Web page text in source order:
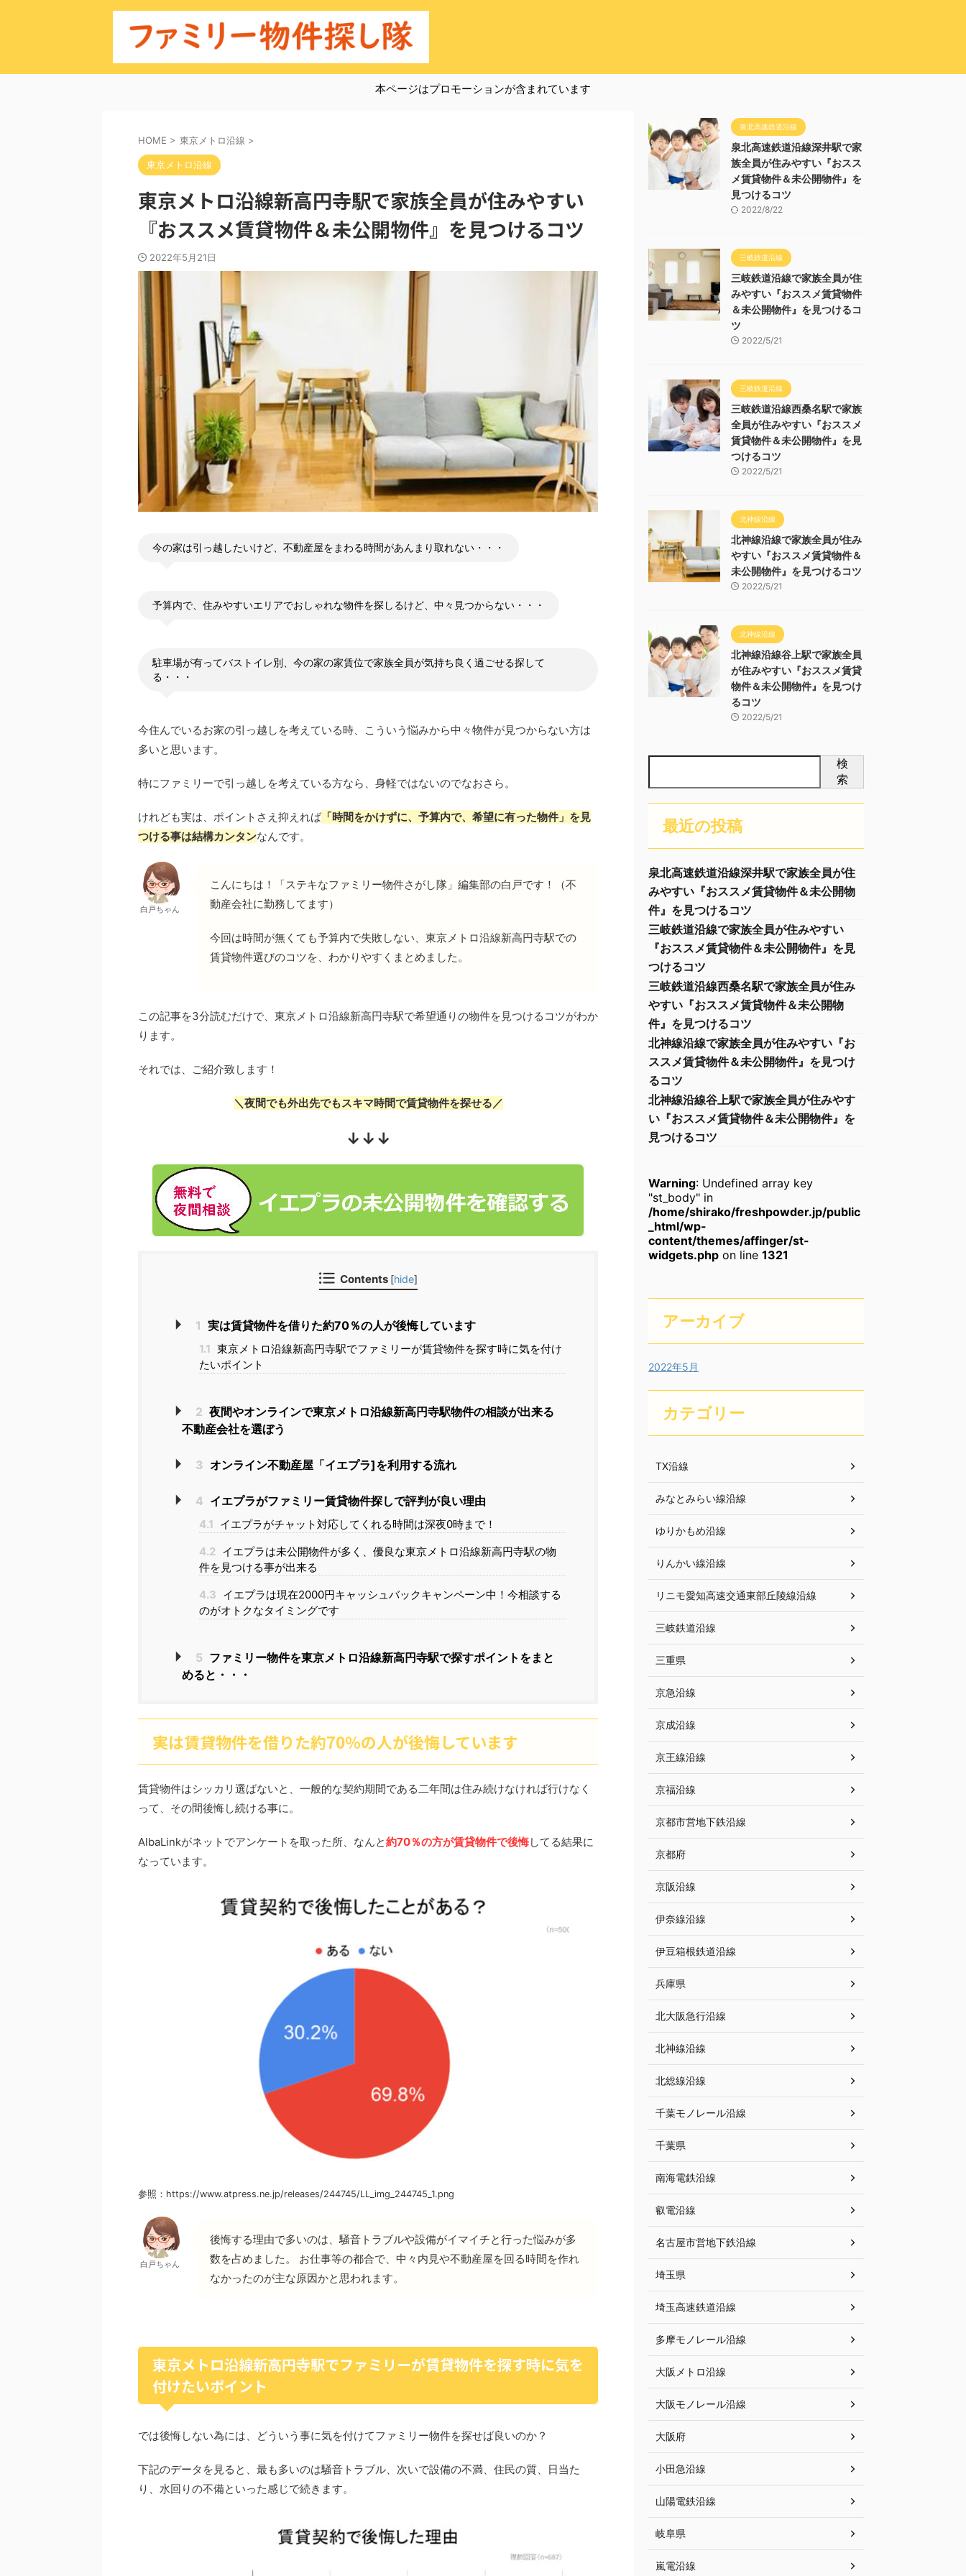
本ページはプロモーションが含まれています
HOME > 東京メトロ沿線 >
東京メトロ沿線
東京メトロ沿線新高円寺駅で家族全員が住みやすい
『おススメ賃貸物件＆未公開物件』を見つけるコツ
2022年5月21日
今の家は引っ越したいけど、不動産屋をまわる時間があんまり取れない・・・
予算内で、住みやすいエリアでおしゃれな物件を探しるけど、中々見つからない・・・
駐車場が有ってバストイレ別、今の家の家賃位で家族全員が気持ち良く過ごせる探して
る・・・
今住んでいるお家の引っ越しを考えている時、こういう悩みから中々物件が見つからない方は
多いと思います。
特にファミリーで引っ越しを考えている方なら、身軽ではないのでなおさら。
けれども実は、ポイントさえ抑えれば 「時間をかけずに、予算内で、希望に有った物件」を見
つける事は結構カンタンなんです。
白戸ちゃん
こんにちは！「ステキなファミリー物件さがし隊」編集部の白戸です！（不
動産会社に勤務してます）
今回は時間が無くても予算内で失敗しない、東京メトロ沿線新高円寺駅での
賃貸物件選びのコツを、わかりやすくまとめました。
この記事を3分読むだけで、東京メトロ沿線新高円寺駅で希望通りの物件を見つけるコツがわか
ります。
それでは、ご紹介致します！
＼夜間でも外出先でもスキマ時間で賃貸物件を探せる／
↓↓↓
Contents [hide]
1 実は賃貸物件を借りた約70％の人が後悔しています
1.1 東京メトロ沿線新高円寺駅でファミリーが賃貸物件を探す時に気を付け
たいポイント
2 夜間やオンラインで東京メトロ沿線新高円寺駅物件の相談が出来る
不動産会社を選ぼう
3 オンライン不動産屋「イエプラ]を利用する流れ
4 イエプラがファミリー賃貸物件探しで評判が良い理由
4.1 イエプラがチャット対応してくれる時間は深夜0時まで！
4.2 イエプラは未公開物件が多く、優良な東京メトロ沿線新高円寺駅の物
件を見つける事が出来る
4.3 イエプラは現在2000円キャッシュバックキャンペーン中！今相談する
のがオトクなタイミングです
5 ファミリー物件を東京メトロ沿線新高円寺駅で探すポイントをまと
めると・・・
実は賃貸物件を借りた約70％の人が後悔しています
賃貸物件はシッカリ選ばないと、一般的な契約期間である二年間は住み続けなければ行けなく
って、その間後悔し続ける事に。
AlbaLinkがネットでアンケートを取った所、なんと約70％の方が賃貸物件で後悔してる結果に
なっています。
参照：https://www.atpress.ne.jp/releases/244745/LL_img_244745_1.png
白戸ちゃん
後悔する理由で多いのは、騒音トラブルや設備がイマイチと行った悩みが多
数を占めました。 お仕事等の都合で、中々内見や不動産屋を回る時間を作れ
なかったのが主な原因かと思われます。
東京メトロ沿線新高円寺駅でファミリーが賃貸物件を探す時に気を
付けたいポイント
では後悔しない為には、どういう事に気を付けてファミリー物件を探せば良いのか？
下記のデータを見ると、最も多いのは騒音トラブル、次いで設備の不満、住民の質、日当た
り、水回りの不備といった感じで続きます。
泉北高速鉄道沿線
泉北高速鉄道沿線深井駅で家
族全員が住みやすい『おスス
メ賃貸物件＆未公開物件』を
見つけるコツ
2022/8/22
三岐鉄道沿線
三岐鉄道沿線で家族全員が住
みやすい『おススメ賃貸物件
＆未公開物件』を見つけるコ
ツ
2022/5/21
三岐鉄道沿線
三岐鉄道沿線西桑名駅で家族
全員が住みやすい『おススメ
賃貸物件＆未公開物件』を見
つけるコツ
2022/5/21
北神線沿線
北神線沿線で家族全員が住み
やすい『おススメ賃貸物件＆
未公開物件』を見つけるコツ
2022/5/21
北神線沿線
北神線沿線谷上駅で家族全員
が住みやすい『おススメ賃貸
物件＆未公開物件』を見つけ
るコツ
2022/5/21
検
索
最近の投稿
泉北高速鉄道沿線深井駅で家族全員が住
みやすい『おススメ賃貸物件＆未公開物
件』を見つけるコツ
三岐鉄道沿線で家族全員が住みやすい
『おススメ賃貸物件＆未公開物件』を見
つけるコツ
三岐鉄道沿線西桑名駅で家族全員が住み
やすい『おススメ賃貸物件＆未公開物
件』を見つけるコツ
北神線沿線で家族全員が住みやすい『お
ススメ賃貸物件＆未公開物件』を見つけ
るコツ
北神線沿線谷上駅で家族全員が住みやす
い『おススメ賃貸物件＆未公開物件』を
見つけるコツ
Warning: Undefined array key
"st_body" in
/home/shirako/freshpowder.jp/public
_html/wp-
content/themes/affinger/st-
widgets.php on line 1321
アーカイブ
2022年5月
カテゴリー
TX沿線
みなとみらい線沿線
ゆりかもめ沿線
りんかい線沿線
リニモ愛知高速交通東部丘陵線沿線
三岐鉄道沿線
三重県
京急沿線
京成沿線
京王線沿線
京福沿線
京都市営地下鉄沿線
京都府
京阪沿線
伊奈線沿線
伊豆箱根鉄道沿線
兵庫県
北大阪急行沿線
北神線沿線
北総線沿線
千葉モノレール沿線
千葉県
南海電鉄沿線
叡電沿線
名古屋市営地下鉄沿線
埼玉県
埼玉高速鉄道沿線
多摩モノレール沿線
大阪メトロ沿線
大阪モノレール沿線
大阪府
小田急沿線
山陽電鉄沿線
岐阜県
嵐電沿線